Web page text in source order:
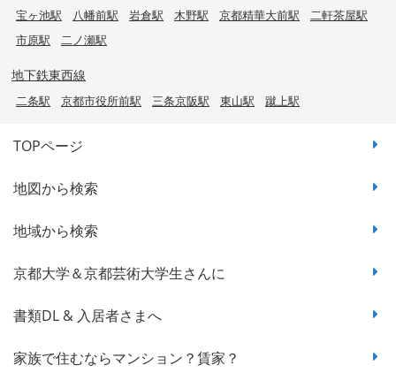
宝ヶ池駅 八幡前駅 岩倉駅 木野駅 京都精華大前駅
二軒茶屋駅
市原駅
二ノ瀬駅
地下鉄東西線
二条駅 京都市役所前駅 三条京阪駅 東山駅 蹴上駅
TOPページ
地図から検索
地域から検索
京都大学＆京都芸術大学生さんに
書類DL & 入居者さまへ
家族で住むならマンション？賃家？